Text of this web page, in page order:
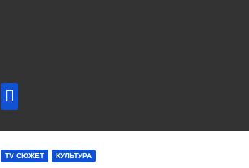
TV СЮЖЕТ КУЛЬТУРА